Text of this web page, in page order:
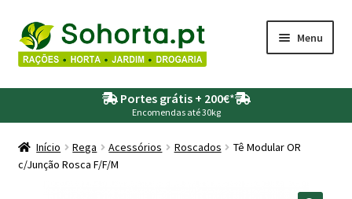
Ir
para
a
navegação
Saltar
para
o
conteúdo
Menu
Agricultura
Drogaria
Portes grátis + 200€*
Encomendas até 30kg
Início Rega Acessórios Roscados
Tê Modular OR
c/Junção Rosca F/F/M